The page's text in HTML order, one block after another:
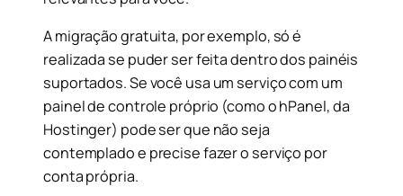
A migração gratuita, por exemplo, só é
realizada se puder ser feita dentro dos painéis
suportados. Se você usa um serviço com um
painel de controle próprio (como o hPanel, da
Hostinger) pode ser que não seja
contemplado e precise fazer o serviço por
conta própria.